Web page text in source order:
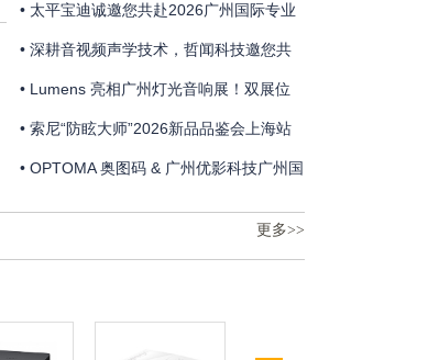
共赴广州国际专业灯光、音响展览会盛宴
• 太平宝迪诚邀您共赴2026广州国际专业
灯光、音响展览会
• 深耕音视频声学技术，哲闻科技邀您共
聚广州声光盛会
• Lumens 亮相广州灯光音响展！双展位
联动 + 技术分享，解锁智能会议新体验
• 索尼“防眩大师”2026新品品鉴会上海站
邀请函
• OPTOMA 奥图码 & 广州优影科技广州国
更多>>